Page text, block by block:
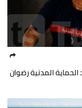
المدنية رضوان